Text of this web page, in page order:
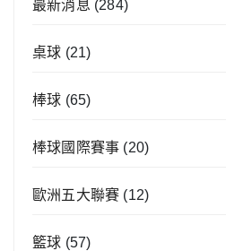
最新消息 (284)
桌球 (21)
棒球 (65)
棒球國際賽事 (20)
歐洲五大聯賽 (12)
籃球 (57)